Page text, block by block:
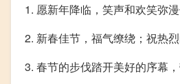
1. 愿新年降临，笑声和欢笑弥
2. 新春佳节，福气缭绕；祝热
3. 春节的步伐踏开美好的序幕